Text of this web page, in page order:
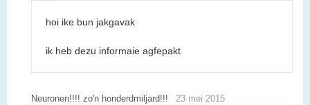
hoi ike bun jakgavak
ik heb dezu informaie agfepakt
Neuronen!!!! zo'n honderdmiljard!!! 23 mei 2015